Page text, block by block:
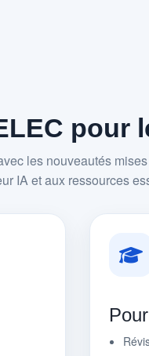
pour
les nouveautés
IA et aux ressources